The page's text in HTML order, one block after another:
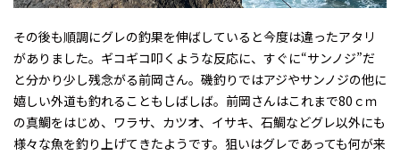
その後も順調にグレの釣果を伸ばしていると今度は違ったアタリ
がありました。ギコギコ叩くような反応に、すぐに“サンノジ”だ
と分かり少し残念がる前岡さん。磯釣りではアジやサンノジの他に
嬉しい外道も釣れることもしばしば。前岡さんはこれまで80ｃｍ
の真鯛をはじめ、ワラサ、カツオ、イサキ、石鯛などグレ以外にも
様々な魚を釣り上げてきたようです。狙いはグレであっても何が来